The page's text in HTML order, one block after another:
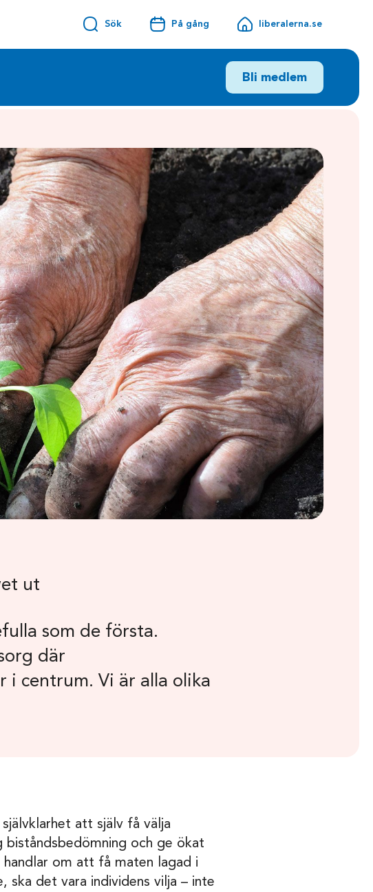
Sök På gång liberalerna.se
Bli medlem
ut
som de första.
där
i centrum. Vi är alla olika
att själv få välja
biståndsbedömning och ge ökat
om att få maten lagad i
det vara individens vilja – inte